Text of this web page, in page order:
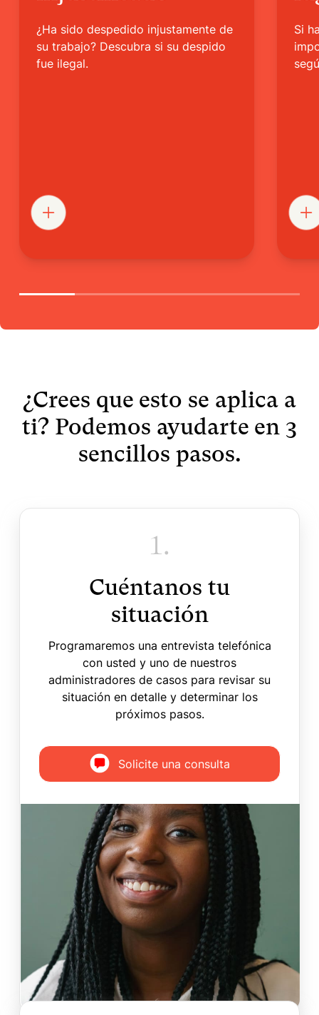
¿Ha sido despedido injustamente de
su trabajo? Descubra si su despido
fue ilegal.
Si
¿Crees que esto se aplica a
ti? Podemos ayudarte en 3
sencillos pasos.
1.
Cuéntanos tu
situación
Programaremos una entrevista telefónica
con usted y uno de nuestros
administradores de casos para revisar su
situación en detalle y determinar los
próximos pasos.
Solicite una consulta